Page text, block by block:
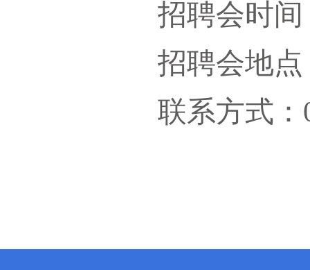
招聘会时间
招聘会地
联系方式：